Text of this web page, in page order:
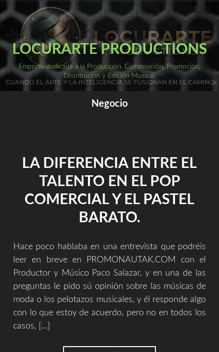
al
contenido
LOCURARTE PRODUCTIONS
Empresa dedicada a la Producción, Composición, Promoción,
Distribución y Edición Musical.
Negocio
LA DIFERENCIA ENTRE EL
TALENTO EN EL POP
COMERCIAL Y EL PASTEL
BARATO.
Hace poco hablaba en una entrevista que podréis
leer en breve en PROMONAUTAK.COM con el
Productor y Músico Paco Salazar, y en una de las
preguntas le pido sú opinión sobre las músicas de
moda o los pelotazos musicales, y él responde algo
con lo que estoy de acuerdo, pero no en todos los
casos, […]